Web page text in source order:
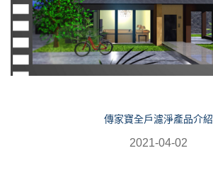
傳家寶全戶濾淨產品介紹
2021-04-02